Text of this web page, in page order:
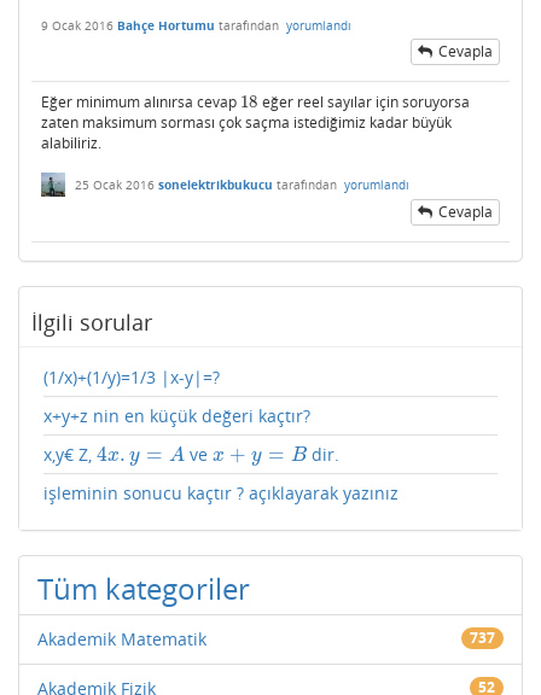
9 Ocak 2016 Bahçe Hortumu tarafından yorumlandı
Cevapla
Eğer minimum alınırsa cevap 18
18 eğer reel sayılar için soruyorsa
zaten maksimum sorması çok saçma istediğimiz kadar büyük
alabiliriz.
25 Ocak 2016 sonelektrikbukucu tarafından yorumlandı
Cevapla
İlgili sorular
(1/x)+(1/y)=1/3 |x-y|=?
x+y+z nin en küçük değeri kaçtır?
x,y€ Z, 4x. y = A
4x.y =A vex + y = B
x+y= B
dir.
işleminin sonucu kaçtır ? açıklayarak yazınız
Tüm kategoriler
Akademik Matematik 737
Akademik Fizik 52